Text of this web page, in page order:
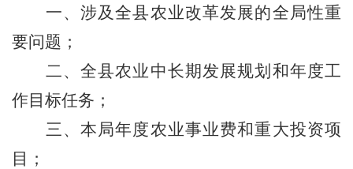
一、 涉及全县农业改革发展的全局性重
要问题 ；
二、全县农业中长期发展规划 和年度工
作目标任务 ；
三、本局年度农业事业费和重大投资项
目 ；